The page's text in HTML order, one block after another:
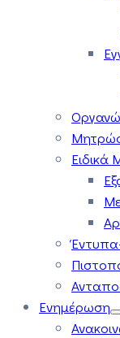
Ενημέρωση